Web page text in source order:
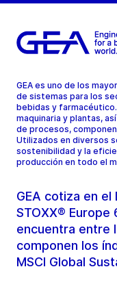
GEA es uno de los
de sistemas para los
bebidas y
maquinaria y plantas,
de procesos,
Utilizados en diversos
sostenibilidad y la
producción en todo el
GEA cotiza en el
STOXX®
encuentra entre
componen los
MSCI Global